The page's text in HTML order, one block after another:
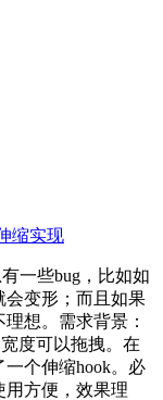
缩实现
一些bug，比如如
会变形；而且如果
想。需求背景：
度可以拖拽。在
个伸缩hook。必
用方便，效果理